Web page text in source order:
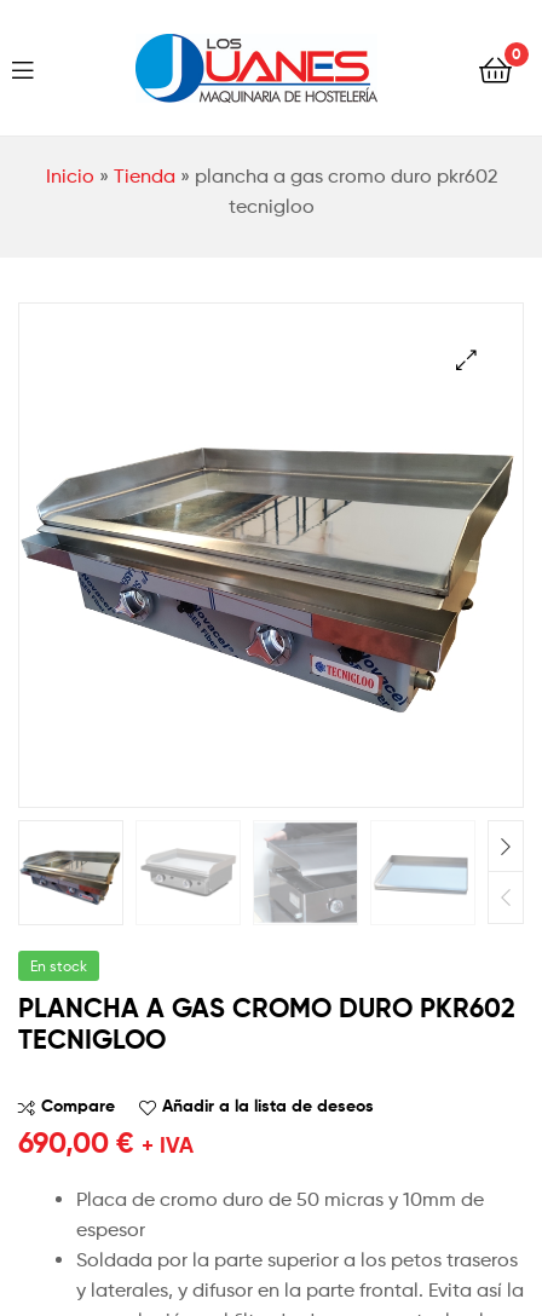
Los
0
Inicio » Tienda » plancha a gas cromo duro pkr602
tecnigloo
Los
En stock
PLANCHA A GAS CROMO DURO PKR602
TECNIGLOO
Compare Añadir a la lista de deseos
690,00 € + IVA
Placa de cromo duro de 50 micras y 10mm de
espesor
Soldada por la parte superior a los petos traseros
y laterales, y difusor en la parte frontal. Evita así la